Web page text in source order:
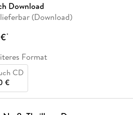
Download
(Download)
*
Format
CD
€